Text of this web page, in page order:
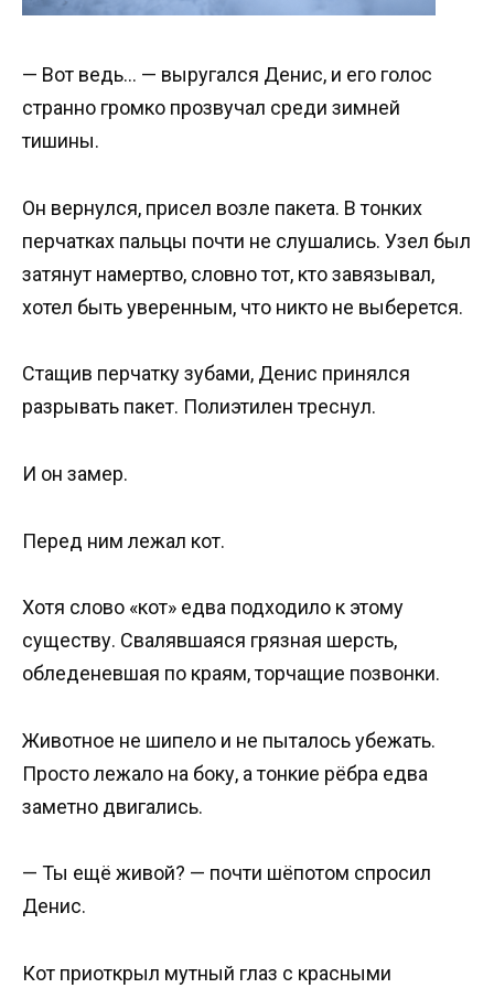
— Вот ведь… — выругался Денис, и его голос
странно громко прозвучал среди зимней
тишины.
Он вернулся, присел возле пакета. В тонких
перчатках пальцы почти не слушались. Узел был
затянут намертво, словно тот, кто завязывал,
хотел быть уверенным, что никто не выберется.
Стащив перчатку зубами, Денис принялся
разрывать пакет. Полиэтилен треснул.
И он замер.
Перед ним лежал кот.
Хотя слово «кот» едва подходило к этому
существу. Свалявшаяся грязная шерсть,
обледеневшая по краям, торчащие позвонки.
Животное не шипело и не пыталось убежать.
Просто лежало на боку, а тонкие рёбра едва
заметно двигались.
— Ты ещё живой? — почти шёпотом спросил
Денис.
Кот приоткрыл мутный глаз с красными